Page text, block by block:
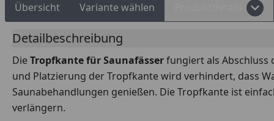
Übersicht Variante wählen
Detailbeschreibung
DieTropfkante für Saunafässerfungiert als Abschluss
und Platzierung der Tropfkante wird verhindert, dass
Saunabehandlungen genießen. Die Tropfkante ist
verlängern.